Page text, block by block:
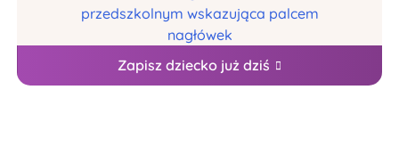
Zapisz dziecko już dziś